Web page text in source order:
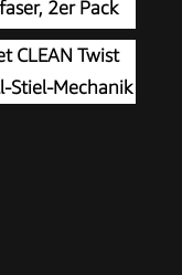
2er Pack
CLEAN Twist
Stiel-Mechanik